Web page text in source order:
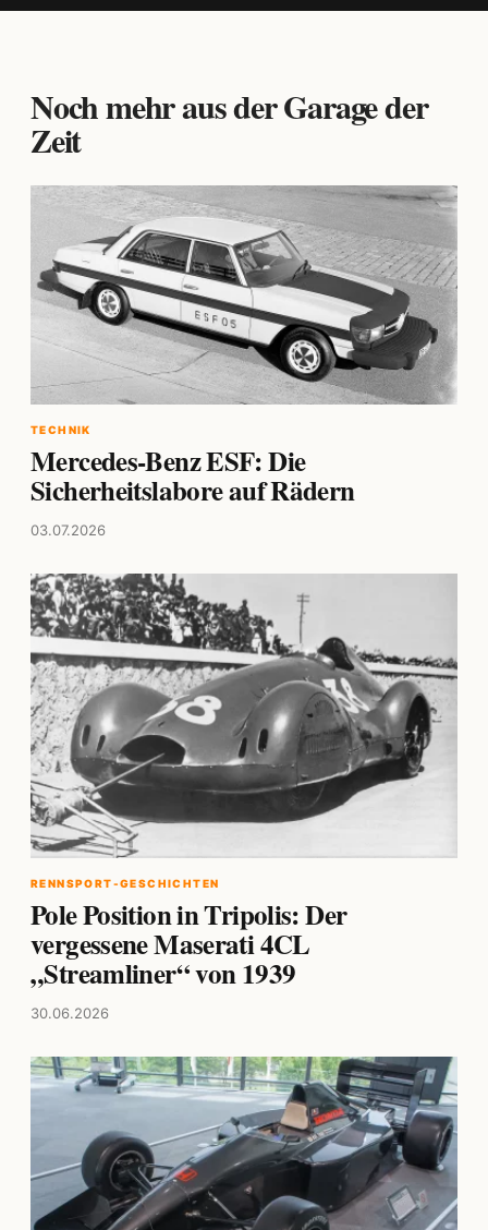
Noch mehr aus der Garage der
Zeit
TECHNIK
Mercedes-Benz ESF: Die
Sicherheitslabore auf Rädern
03.07.2026
RENNSPORT-GESCHICHTEN
Pole Position in Tripolis: Der
vergessene Maserati 4CL
„Streamliner“ von 1939
30.06.2026